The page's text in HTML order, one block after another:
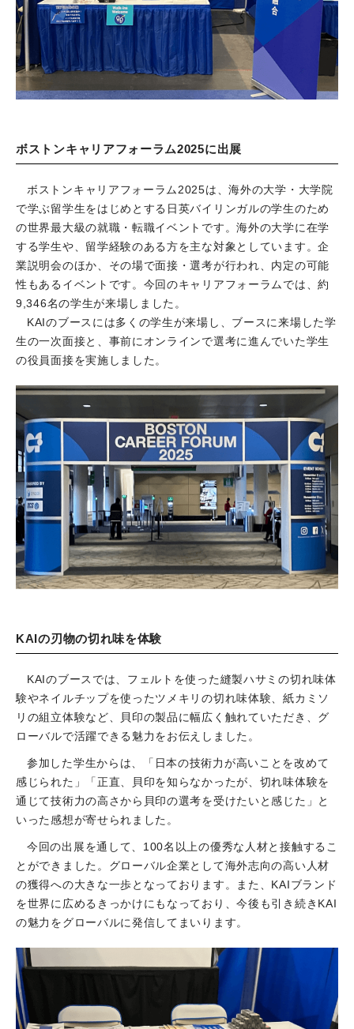
ボストンキャリアフォーラム2025に出展
ボストンキャリアフォーラム2025は、海外の大学・大学院
で学ぶ留学生をはじめとする日英バイリンガルの学生のため
の世界最大級の就職・転職イベントです。海外の大学に在学
する学生や、留学経験のある方を主な対象としています。企
業説明会のほか、その場で面接・選考が行われ、内定の可能
性もあるイベントです。今回のキャリアフォーラムでは、約
9,346名の学生が来場しました。
KAIのブースには多くの学生が来場し、ブースに来場した学
生の一次面接と、事前にオンラインで選考に進んでいた学生
の役員面接を実施しました。
KAIの刃物の切れ味を体験
KAIのブースでは、フェルトを使った縫製ハサミの切れ味体
験やネイルチップを使ったツメキリの切れ味体験、紙カミソ
リの組立体験など、貝印の製品に幅広く触れていただき、グ
ローバルで活躍できる魅力をお伝えしました。
参加した学生からは、「日本の技術力が高いことを改めて
感じられた」「正直、貝印を知らなかったが、切れ味体験を
通じて技術力の高さから貝印の選考を受けたいと感じた」と
いった感想が寄せられました。
今回の出展を通して、100名以上の優秀な人材と接触するこ
とができました。グローバル企業として海外志向の高い人材
の獲得への大きな一歩となっております。また、KAIブランド
を世界に広めるきっかけにもなっており、今後も引き続きKAI
の魅力をグローバルに発信してまいります。